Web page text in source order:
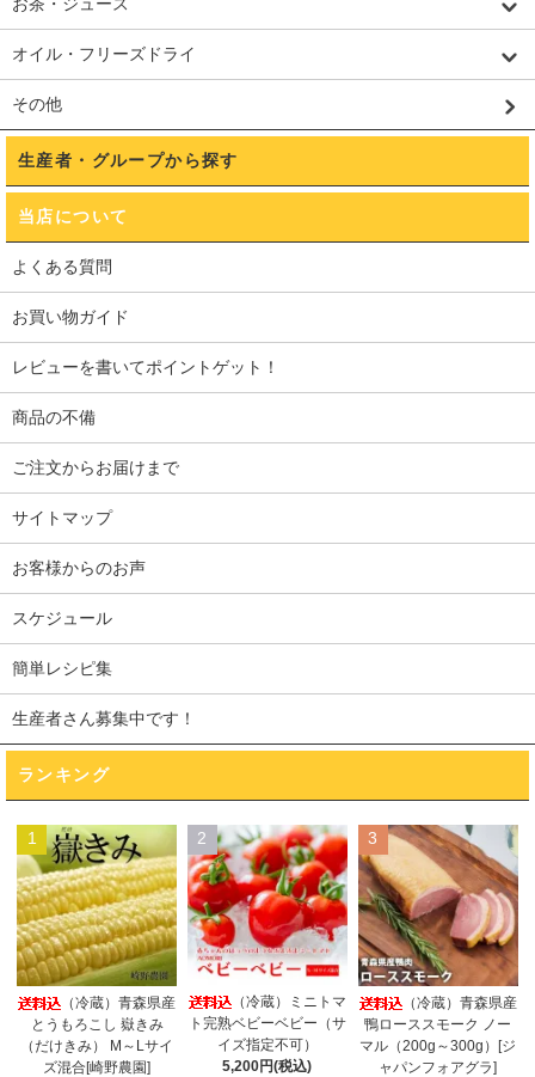
お茶・ジュース
オイル・フリーズドライ
その他
生産者・グループから探す
当店について
よくある質問
お買い物ガイド
レビューを書いてポイントゲット！
商品の不備
ご注文からお届けまで
サイトマップ
お客様からのお声
スケジュール
簡単レシピ集
生産者さん募集中です！
ランキング
1
（冷蔵）青森県産
とうもろこし 嶽きみ
（だけきみ） M～Lサイ
ズ混合[崎野農園]
2
（冷蔵）ミニトマ
ト完熟ベビーベビー（サ
イズ指定不可）
5,200円(税込)
3
（冷蔵）青森県産
鴨ローススモーク ノー
マル（200g～300g）[ジ
ャパンフォアグラ]